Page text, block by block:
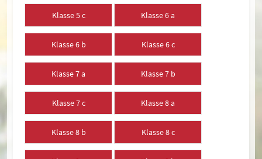
Klasse 5 c Klasse 6 a
Klasse 6 b Klasse 6 c
Klasse 7 a Klasse 7 b
Klasse 7 c Klasse 8 a
Klasse 8 b Klasse 8 c